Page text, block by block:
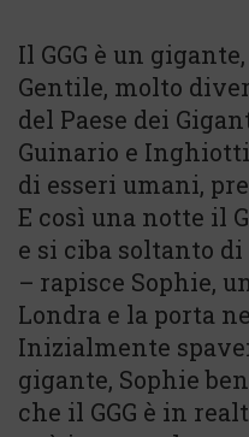
Il GGG è un
Gentile, molto
del Paese dei
Guinario e
di esseri umani,
E così una notte il
e si ciba soltanto
– rapisce Sophie,
Londra e la porta
Inizialmente
gigante, Sophie
che il GGG è in